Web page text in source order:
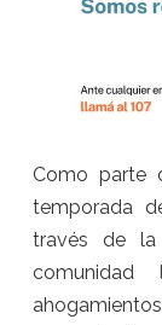
Como parte
temporada
través de la